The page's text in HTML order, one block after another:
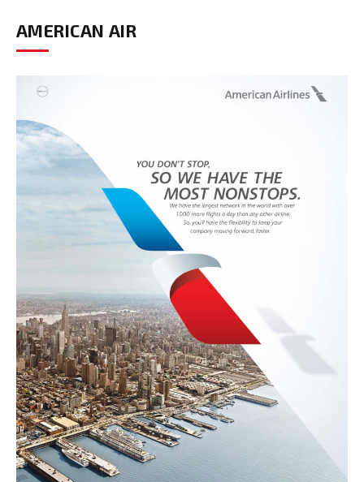
AMERICAN AIR